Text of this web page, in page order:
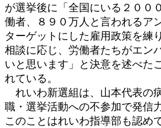
が選挙後に「全国にいる２００
働者、８９０万人と言われるア
ターゲットにした雇用政策を練
相談に応じ、労働者たちがエン
いと思います」と決意を述べた
れている。
れいわ新選組は、山本代表の
職・選挙活動への不参加で発信
このことはれいわ指導部も認め